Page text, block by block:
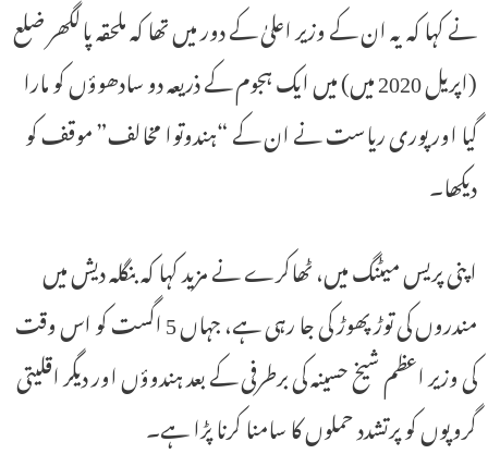
نے کہا کہ یہ ان کے وزیر اعلیٰ کے دور میں تھا کہ ملحقہ پالگھر ضلع
(اپریل 2020 میں) میں ایک ہجوم کے ذریعہ دو سادھوؤں کو مارا
گیا اور پوری ریاست نے ان کے “ہندوتوا مخالف” موقف کو
دیکھا۔
اپنی پریس میٹنگ میں، ٹھاکرے نے مزید کہا کہ بنگلہ دیش میں
مندروں کی توڑ پھوڑ کی جا رہی ہے، جہاں 5 اگست کو اس وقت
کی وزیر اعظم شیخ حسینہ کی برطرفی کے بعد ہندوؤں اور دیگر اقلیتی
گروپوں کو پرتشدد حملوں کا سامنا کرنا پڑا ہے۔